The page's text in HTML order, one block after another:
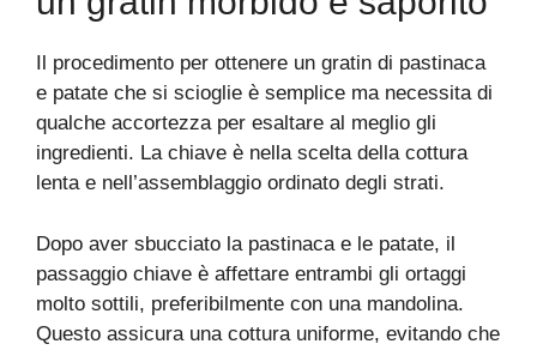
Il procedimento per ottenere un gratin di pastinaca
e patate che si scioglie è semplice ma necessita di
qualche accortezza per esaltare al meglio gli
ingredienti. La chiave è nella scelta della cottura
lenta e nell’assemblaggio ordinato degli strati.
Dopo aver sbucciato la pastinaca e le patate, il
passaggio chiave è affettare entrambi gli ortaggi
molto sottili, preferibilmente con una mandolina.
Questo assicura una cottura uniforme, evitando che